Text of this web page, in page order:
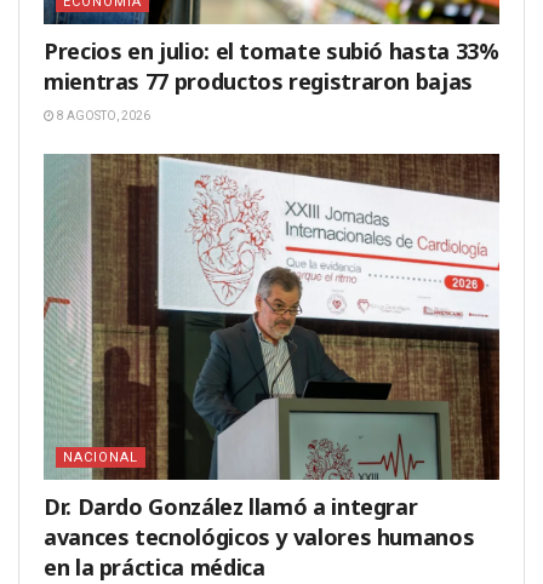
Precios en julio: el tomate subió hasta 33%
mientras 77 productos registraron bajas
8 AGOSTO, 2026
NACIONAL
Dr. Dardo González llamó a integrar
avances tecnológicos y valores humanos
en la práctica médica